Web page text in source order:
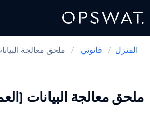
المنزل / قانوني / ملحق معالجة
ملحق معالجة البيانات